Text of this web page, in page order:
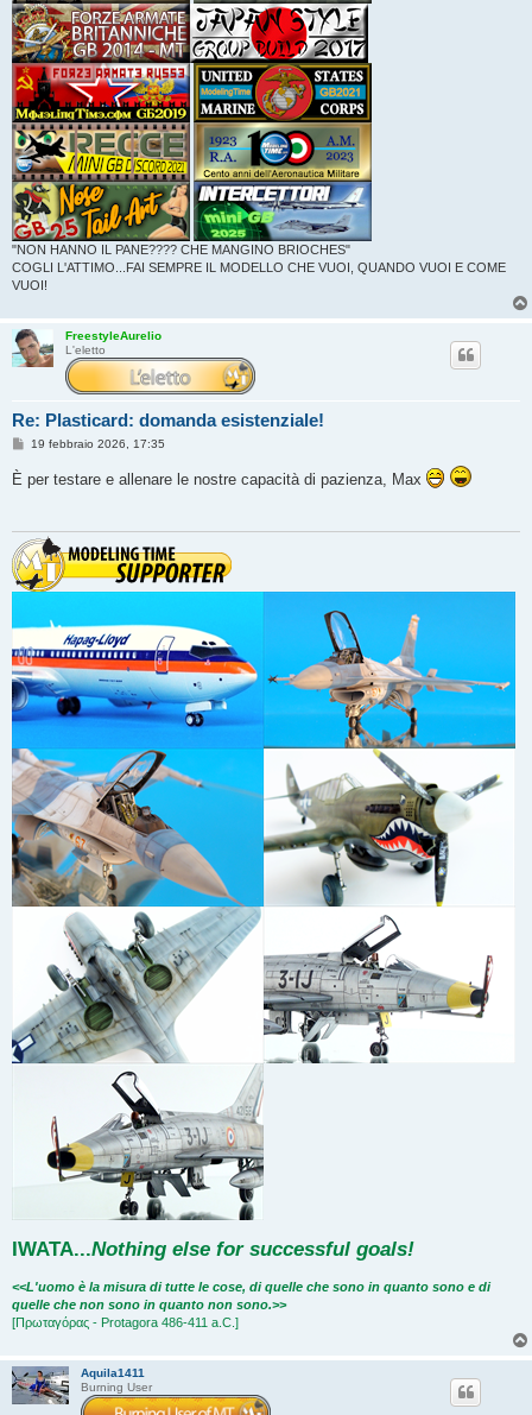
"NON HANNO IL PANE???? CHE MANGINO BRIOCHES"
COGLI L'ATTIMO...FAI SEMPRE IL MODELLO CHE VUOI, QUANDO VUOI E COME
VUOI!
FreestyleAurelio
L'eletto
Re: Plasticard: domanda esistenziale!
M
s
i
o
19 febbraio 2026, 17:35
È per testare e allenare le nostre capacità di pazienza, Max
IWATA Nothing else for successful goals!
<<L'uomo è la misura di tutte le cose, di quelle che sono in quanto sono e di
quelle che non sono in quanto non sono.>>
[Πρωταγόρας - Protagora 486-411 a.C.]
Aquila1411
Burning User